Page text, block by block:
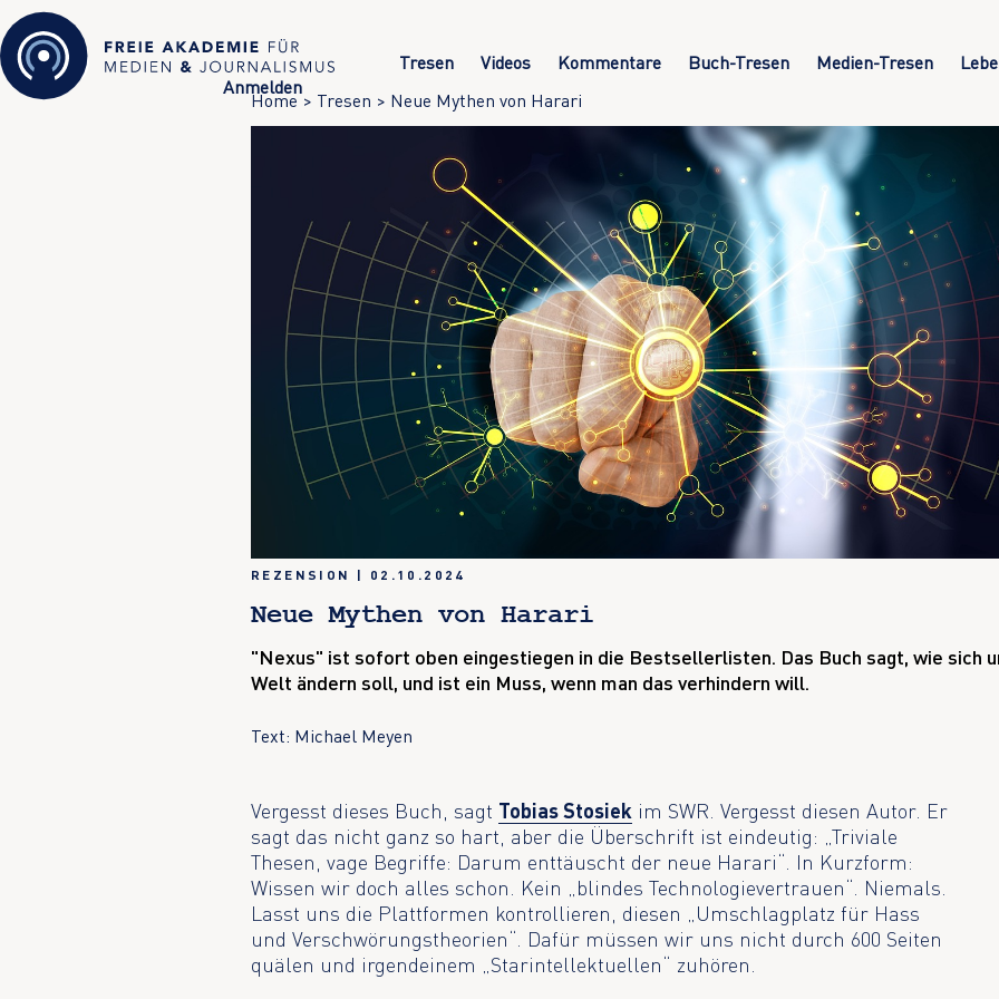
Tresen Videos Kommentare Buch-Tresen Medien-Tresen
Anmelden
Home> Tresen > Neue Mythen von Harari
REZENSION | 02.10.2024
Neue Mythen von Harari
"Nexus" ist sofort oben eingestiegen in die Bestsellerlisten. Das Buch sagt, wie sich
Welt ändern soll, und ist ein Muss, wenn man das verhindern will.
Text: Michael Meyen
Vergesst dieses Buch, sagt Tobias Stosiek im SWR. Vergesst diesen Autor. Er
sagt das nicht ganz so hart, aber die Überschrift ist eindeutig: „Triviale
Thesen, vage Begriffe: Darum enttäuscht der neue Harari“. In Kurzform:
Wissen wir doch alles schon. Kein „blindes Technologievertrauen“. Niemals.
Lasst uns die Plattformen kontrollieren, diesen „Umschlagplatz für Hass
und Verschwörungstheorien“. Dafür müssen wir uns nicht durch 600 Seiten
quälen und irgendeinem „Starintellektuellen“ zuhören.